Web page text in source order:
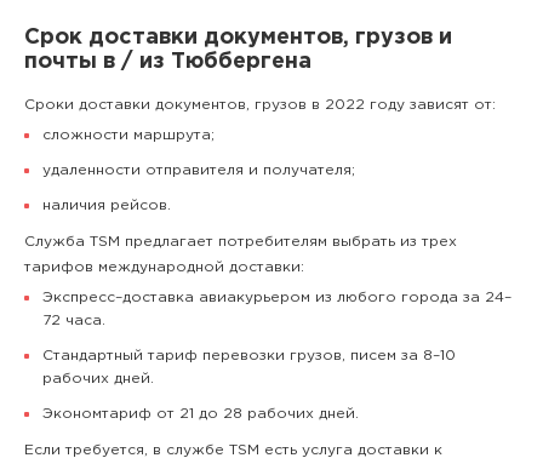
Срок доставки документов, грузов и
почты в / из Тюббергена
Сроки доставки документов, грузов в 2022 году зависят от:
сложности маршрута;
удаленности отправителя и получателя;
наличия рейсов.
Служба TSM предлагает потребителям выбрать из трех
тарифов международной доставки:
Экспресс–доставка авиакурьером из любого города за 24–
72 часа.
Стандартный тариф перевозки грузов, писем за 8–10
рабочих дней.
Экономтариф от 21 до 28 рабочих дней.
Если требуется, в службе TSM есть услуга доставки к